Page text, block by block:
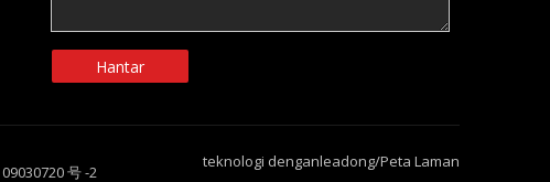
Hantar
号 -2
teknologi denganleadong/Peta Laman